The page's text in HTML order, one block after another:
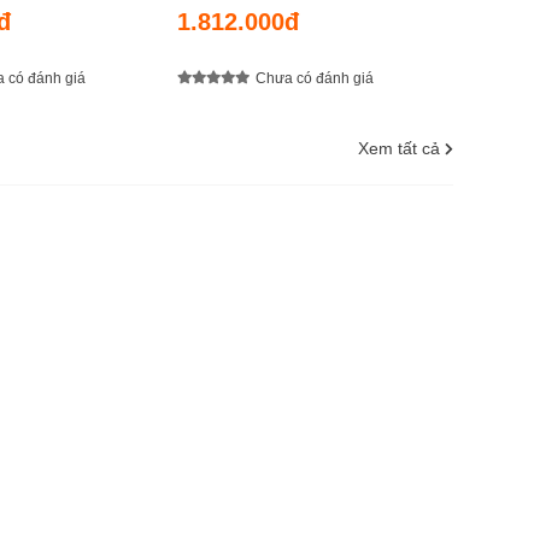
phút
có đánh giá
lưu lượng 41 lít/ phút
1.812.000đ
Chưa có đánh giá
Xem tất cả